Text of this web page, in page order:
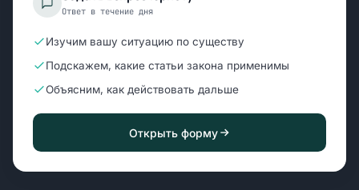
Ответ в течение дня
Изучим вашу ситуацию по существу
Подскажем, какие статьи закона применимы
Объясним, как действовать дальше
Открыть форму